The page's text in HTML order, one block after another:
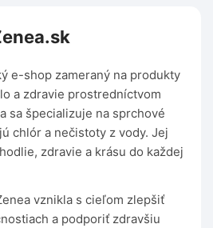
e-shop zameraný na produkty
a zdravie prostredníctvom
sa špecializuje na sprchové
chlór a nečistoty z vody. Jej
zdravie a krásu do každej
vznikla s cieľom zlepšiť
a podporiť zdravšiu